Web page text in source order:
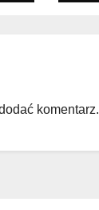
komentarz.